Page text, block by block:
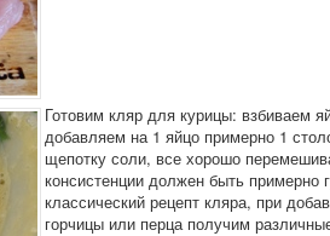
Готовим кляр для курицы: взбиваем
добавляем на 1 яйцо примерно 1
щепотку соли, все хорошо
консистенции должен быть примерно
классический рецепт кляра, при
горчицы или перца получим